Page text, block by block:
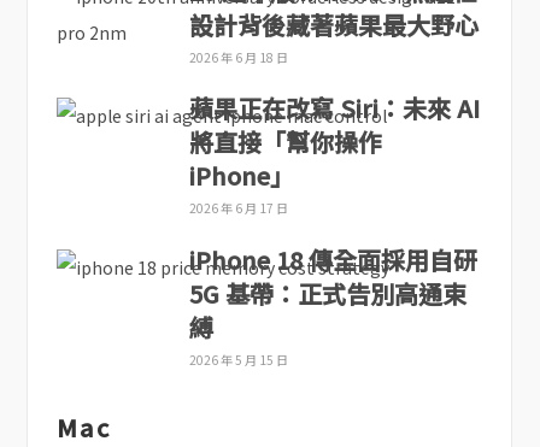
設計背後藏著蘋果最大野心
2026 年 6 月 18 日
蘋果正在改寫 Siri：未來 AI
將直接「幫你操作
iPhone」
2026 年 6 月 17 日
iPhone 18 傳全面採用自研
5G 基帶：正式告別高通束
縛
2026 年 5 月 15 日
Mac